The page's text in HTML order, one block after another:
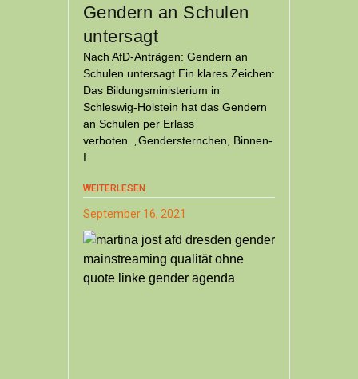
Gendern an Schulen
untersagt
Nach AfD-Anträgen: Gendern an
Schulen untersagt Ein klares Zeichen:
Das Bildungsministerium in
Schleswig-Holstein hat das Gendern
an Schulen per Erlass
verboten. „Gendersternchen, Binnen-
I
WEITERLESEN
September 16, 2021